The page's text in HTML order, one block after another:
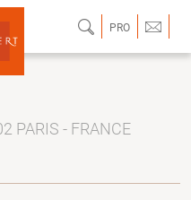
PRO
PARIS - FRANCE